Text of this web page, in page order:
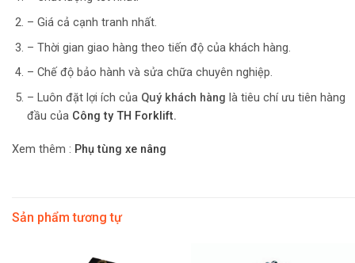
– Giá cả cạnh tranh nhất.
– Thời gian giao hàng theo tiến độ của khách hàng.
– Chế độ bảo hành và sửa chữa chuyên nghiệp.
– Luôn đặt lợi ích của Quý khách hàng là tiêu chí ưu tiên hàng
đầu của Công ty TH Forklift.
Xem thêm : Phụ tùng xe nâng
Sản phẩm tương tự